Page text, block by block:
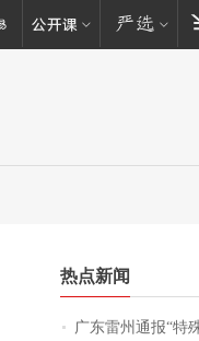
热点新闻
广东雷州通报“特殊教育学校教师招